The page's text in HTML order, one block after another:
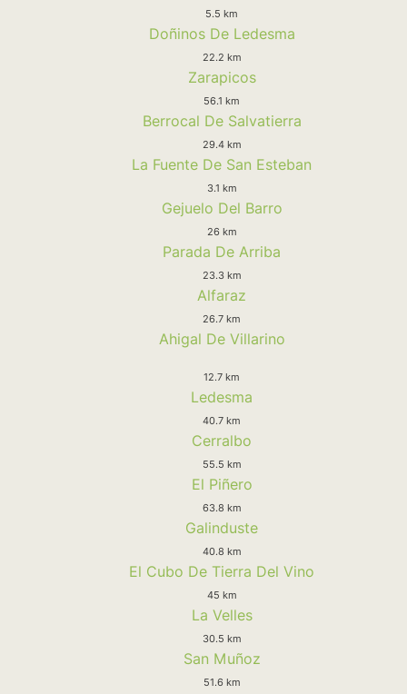
5.5 km
Doñinos De Ledesma
22.2 km
Zarapicos
56.1 km
Berrocal De Salvatierra
29.4 km
La Fuente De San Esteban
3.1 km
Gejuelo Del Barro
26 km
Parada De Arriba
23.3 km
Alfaraz
26.7 km
Ahigal De Villarino
12.7 km
Ledesma
40.7 km
Cerralbo
55.5 km
El Piñero
63.8 km
Galinduste
40.8 km
El Cubo De Tierra Del Vino
45 km
La Velles
30.5 km
San Muñoz
51.6 km